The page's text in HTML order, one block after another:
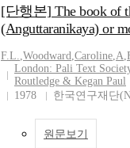
[단행본] The book of
(Anguttaranikaya) or
F.L.,Woodward,Caroline,A,
London: Pali Text
Routledge & Kegan Paul
1978
한국연구재단
원문보기